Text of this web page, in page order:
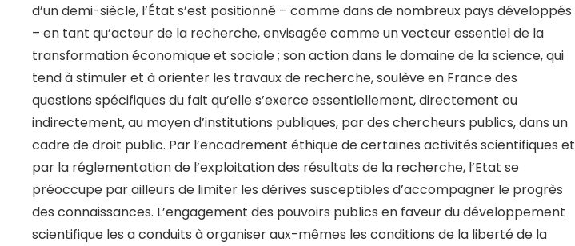
d’un demi-siècle, l’État s’est positionné – comme dans de nombreux pays développés
– en tant qu’acteur de la recherche, envisagée comme un vecteur essentiel de la
transformation économique et sociale ; son action dans le domaine de la science, qui
tend à stimuler et à orienter les travaux de recherche, soulève en France des
questions spécifiques du fait qu’elle s’exerce essentiellement, directement ou
indirectement, au moyen d’institutions publiques, par des chercheurs publics, dans un
cadre de droit public. Par l’encadrement éthique de certaines activités scientifiques et
par la réglementation de l’exploitation des résultats de la recherche, l’Etat se
préoccupe par ailleurs de limiter les dérives susceptibles d’accompagner le progrès
des connaissances. L’engagement des pouvoirs publics en faveur du développement
scientifique les a conduits à organiser aux-mêmes les conditions de la liberté de la